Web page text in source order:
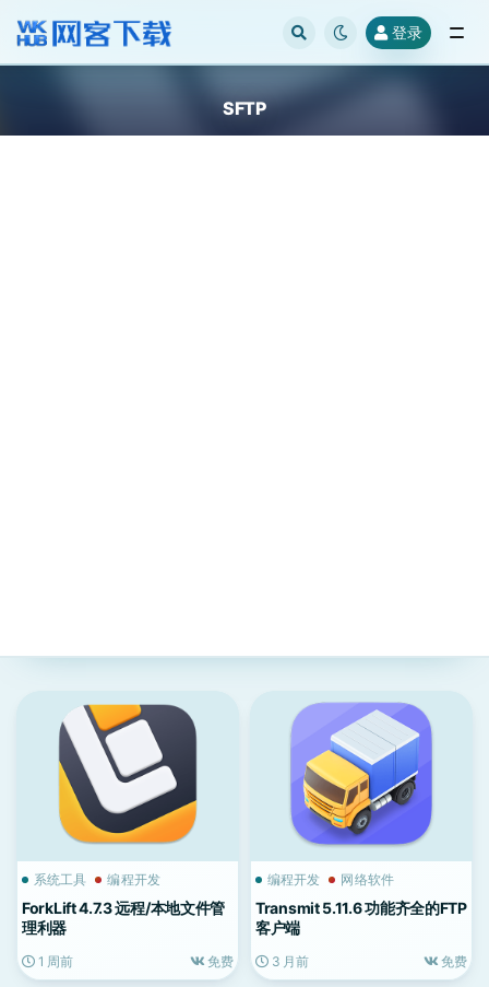
登录
SFTP
系统工具 编程开发
ForkLift 4.7.3 远程/本地文件管
理利器
1 周前 免费
编程开发 网络软件
Transmit 5.11.6 功能齐全的FTP
客户端
3 月前 免费
全部